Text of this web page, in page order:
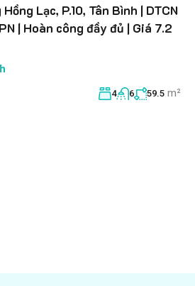
Lạc, P.10, Tân Bình | DTCN
| Hoàn công đầy đủ | Giá 7.2
4 6 59.5 m²